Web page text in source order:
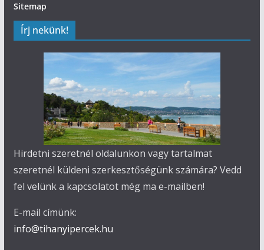
Sitemap
Írj nekünk!
Hirdetni szeretnél oldalunkon vagy tartalmat
szeretnél küldeni szerkesztőségünk számára? Vedd
fel velünk a kapcsolatot még ma e-mailben!
E-mail címünk:
info@tihanyipercek.hu